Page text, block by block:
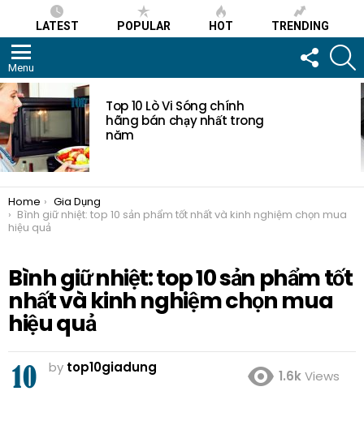
LATEST POPULAR HOT TRENDING
Menu
FOLLOW
US
MOST
VIEWED
STORIES
Top 10 Lò Vi Sóng chính
hãng bán chạy nhất trong
năm
You are here:
Home
Gia Dụng
Bình giữ nhiệt: top 10 sản phẩm tốt nhất và kinh nghiệm chọn mua
hiệu quả
Bình giữ nhiệt: top 10 sản phẩm tốt
nhất và kinh nghiệm chọn mua
hiệu quả
by top10giadung
1.6kViews